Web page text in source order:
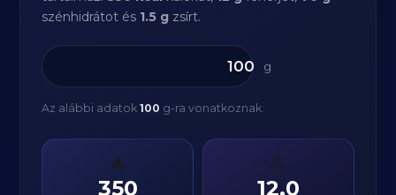
szénhidrátot és 1.5 g zsírt.
g
Az alábbi adatok100 g-ra vonatkoznak.
🔥
350
💪
12.0